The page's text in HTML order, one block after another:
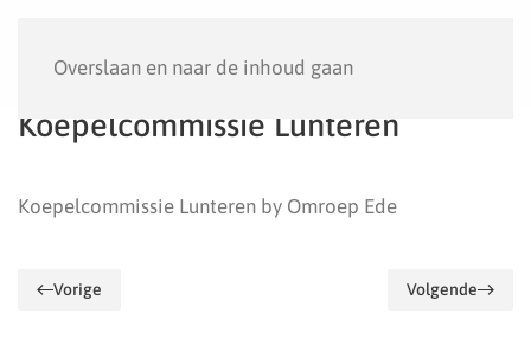
Overslaan en naar de inhoud gaan
Koepelcommissie Lunteren
Koepelcommissie Lunteren by Omroep Ede
Vorige Volgende